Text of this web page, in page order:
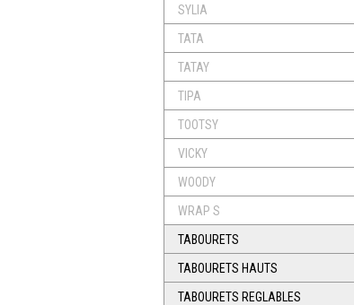
SYLIA
TATA
TATAY
TIPA
TOOTSY
VICKY
WOODY
WRAP S
TABOURETS
TABOURETS HAUTS
TABOURETS REGLABLES